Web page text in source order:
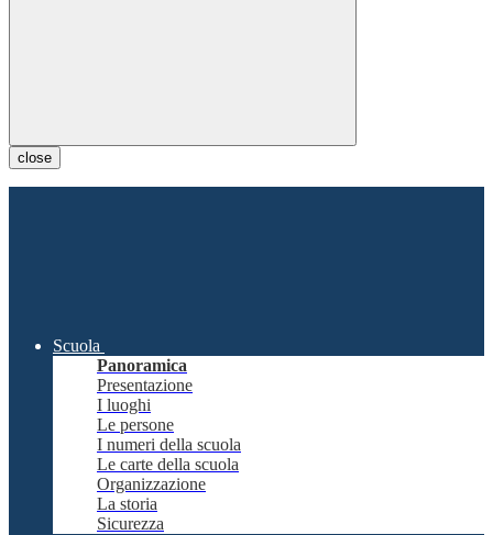
close
Scuola
Panoramica
Presentazione
I luoghi
Le persone
I numeri della scuola
Le carte della scuola
Organizzazione
La storia
Sicurezza